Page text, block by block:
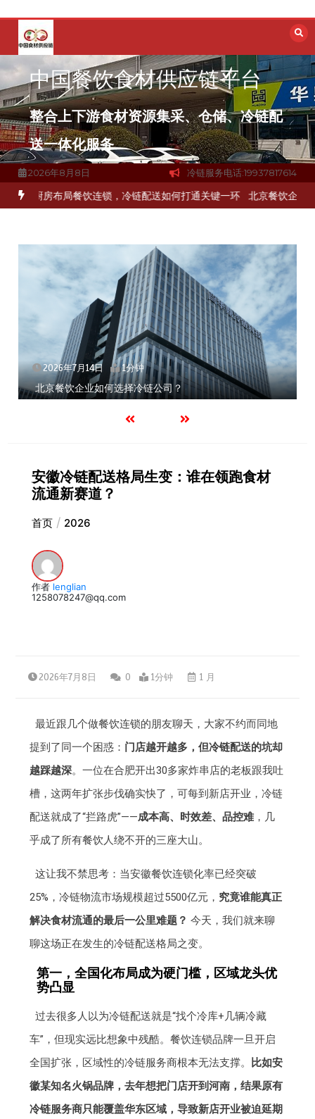
容
中国餐饮食材供应链平台
整合上下游食材资源集采、仓储、冷链配
送一体化服务
2026年8月8日 冷链服务电话:19937817614
流通难题？ 杭州中央厨房布局餐饮连锁，冷链配送如何打通关键一
2026年7月14日 1分钟
北京餐饮企业如何选择冷链公司？
安徽冷链配送格局生变：谁在领跑食材
流通新赛道？
首页 2026
作者 lenglian
1258078247@qq.com
2026年7月8日 0 1分钟 1 月
最近跟几个做餐饮连锁的朋友聊天，大家不约而同地
提到了同一个困惑： 门店越开越多，但冷链配送的坑却
越踩越深。一位在合肥开出30多家炸串店的老板跟我吐
槽，这两年扩张步伐确实快了，可每到新店开业，冷链
配送就成了“拦路虎”——成本高、时效差、品控难 ，几
乎成了所有餐饮人绕不开的三座大山。
这让我不禁思考：当安徽餐饮连锁化率已经突破
25%，冷链物流市场规模超过5500亿元， 究竟谁能真正
解决食材流通的最后一公里难题？ 今天，我们就来聊
聊这场正在发生的冷链配送格局之变。
第一，全国化布局成为硬门槛，区域龙头优
势凸显
过去很多人以为冷链配送就是“找个冷库+几辆冷藏
车”，但现实远比想象中残酷。餐饮连锁品牌一旦开启
全国扩张，区域性的冷链服务商根本无法支撑。
比如安
徽某知名火锅品牌，去年想把门店开到河南，结果原有
冷链服务商只能覆盖华东区域，导致新店开业被迫延期